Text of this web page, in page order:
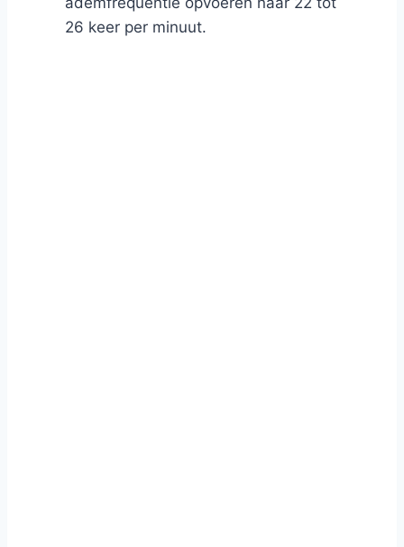
26 keer per minuut.